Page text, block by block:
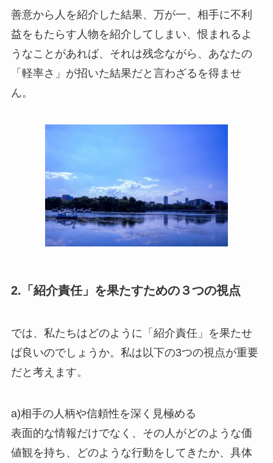
善意から人を紹介した結果、万が一、相手に不利
益をもたらす人物を紹介してしまい、恨まれるよ
うなことがあれば、それは残念ながら、あなたの
「軽率さ」が招いた結果だと言わざるを得ませ
ん。
2.「紹介責任」を果たすための３つの視点
では、私たちはどのように「紹介責任」を果たせ
ば良いのでしょうか。私は以下の3つの視点が重要
だと考えます。
a)相手の人柄や信頼性を深く見極める
表面的な情報だけでなく、その人がどのような価
値観を持ち、どのような行動をしてきたか、具体